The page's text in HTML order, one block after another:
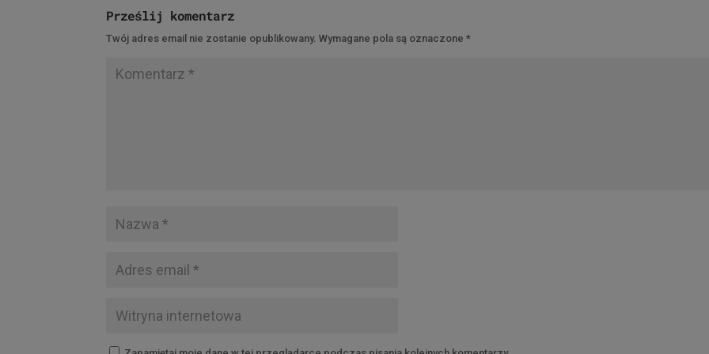
Prześlij komentarz
Twój adres email nie zostanie opublikowany. Wymagane pola są oznaczone*